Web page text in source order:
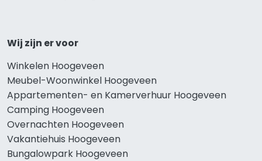
Wij zijn er voor
Winkelen Hoogeveen
Meubel-Woonwinkel Hoogeveen
Appartementen- en Kamerverhuur Hoogeveen
Camping Hoogeveen
Overnachten Hoogeveen
Vakantiehuis Hoogeveen
Bungalowpark Hoogeveen